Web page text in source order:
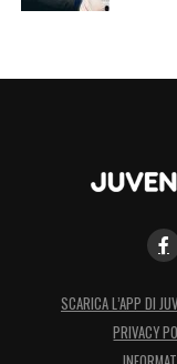
SCARICA L’APP DI
PRIVACY